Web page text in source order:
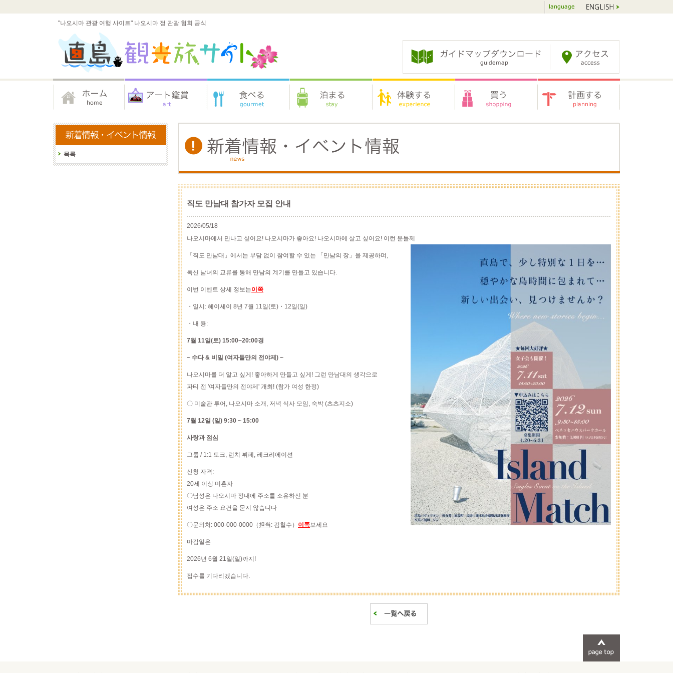
"나오시마 관광 여행 사이트" 나오시마 정 관광 협회 공식
직도 만남대 참가자 모집 안내
2026/05/18
나오시마에서 만나고 싶어요! 나오시마가 좋아요! 나오시마에 살고 싶어요! 이런 분들께
「직도 만남대」에서는 부담 없이 참여할 수 있는 「만남의 장」을 제공하며,
독신 남녀의 교류를 통해 만남의 계기를 만들고 있습니다.
이번 이벤트 상세 정보는이쪽
・일시: 헤이세이 8년 7월 11일(토)・12일(일)
・내 용:
7월 11일(토) 15:00~20:00경
~ 수다 & 비밀 (여자들만의 전야제) ~
나오시마를 더 알고 싶게! 좋아하게 만들고 싶게! 그런 만남대 의 생각으로
파티 전 '여자들만의 전야제' 개최! (참가 여성 한정)
〇 미술관 투어, 나오시마 소개, 저녁 식사 모임, 숙박 (츠츠지소)
7월 12일 (일) 9:30 ~ 15:00
사랑과 점심
그룹 / 1:1 토크, 런치 뷔페, 레크리에이션
신청 자격:
20세 이상 미혼자
〇남성은 나오시마 정내에 주소를 소유하신 분
여성은 주소 요건을 묻지 않습니다
〇문의처: 000-000-0000（担当: 김철수） 이쪽보세요
마감일은
2026년 6월 21일(일)까지!
접수를 기다리겠습니다.
목록